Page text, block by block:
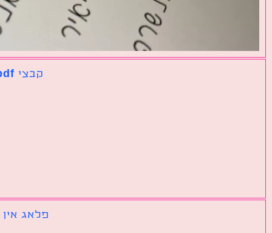
קבצי pdf נפרדים שצריך לאחד לקובץ אחד גדול
פלאג